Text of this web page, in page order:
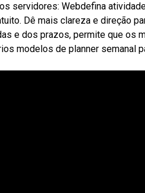
servidores: Webdefina
Dê mais clareza e direção
e dos prazos, permite que os
modelos de planner semanal